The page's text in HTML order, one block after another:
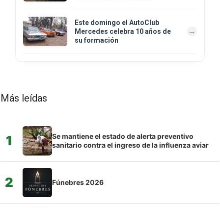
Este domingo el AutoClub
Mercedes celebra 10 años de
su formación
Más leídas
1
Se mantiene el estado de alerta preventivo
sanitario contra el ingreso de la influenza aviar
2 Fúnebres 2026